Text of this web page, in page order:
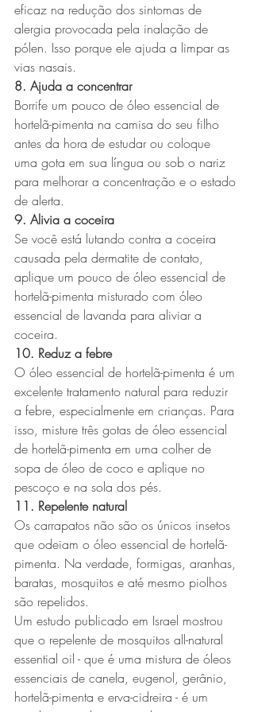
eficaz na redução dos sintomas de
alergia provocada pela inalação de
pólen. Isso porque ele ajuda a limpar as
vias nasais.
8. Ajuda a concentrar
Borrife um pouco de óleo essencial de
hortelã-pimenta na camisa do seu filho
antes da hora de estudar ou coloque
uma gota em sua língua ou sob o nariz
para melhorar a concentração e o estado
de alerta.
9. Alivia a coceira
Se você está lutando contra a coceira
causada pela dermatite de contato,
aplique um pouco de óleo essencial de
hortelã-pimenta misturado com óleo
essencial de lavanda para aliviar a
coceira.
10. Reduz a febre
O óleo essencial de hortelã-pimenta é um
excelente tratamento natural para reduzir
a febre, especialmente em crianças. Para
isso, misture três gotas de óleo essencial
de hortelã-pimenta em uma colher de
sopa de óleo de coco e aplique no
pescoço e na sola dos pés.
11. Repelente natural
Os carrapatos não são os únicos insetos
que odeiam o óleo essencial de hortelã-
pimenta. Na verdade, formigas, aranhas,
baratas, mosquitos e até mesmo piolhos
são repelidos.
Um estudo publicado em Israel mostrou
que o repelente de mosquitos all-natural
essential oil - que é uma mistura de óleos
essenciais de canela, eugenol, gerânio,
hortelã-pimenta e erva-cidreira - é um